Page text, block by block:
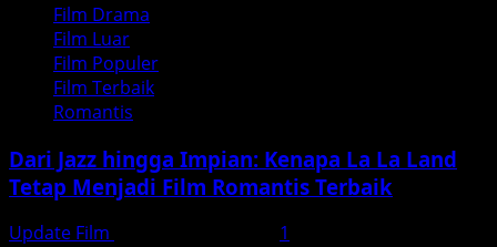
Film Drama
Film Luar
Film Populer
Film Terbaik
Romantis
Dari Jazz hingga Impian: Kenapa La La Land
Tetap Menjadi Film Romantis Terbaik
Update Film
1